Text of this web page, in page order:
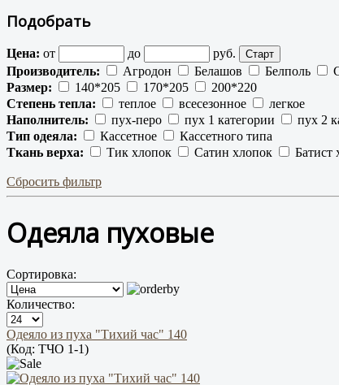
Подобрать
Цена: от до
руб.
Производитель:
Агродон Белашов Белполь
Размер:
140*205 170*205
200*220
Степень тепла:
теплое всесезонное
легкое
Наполнитель:
пух-перо пух 1 категории пух 2
Тип одеяла:
Кассетное
Кассетного типа
Ткань верха:
Тик хлопок Сатин хлопок Батист
Сбросить фильтр
Одеяла пуховые
Сортировка:
Количество:
Одеяло из пуха "Тихий час" 140
(Код: ТЧО 1-1)